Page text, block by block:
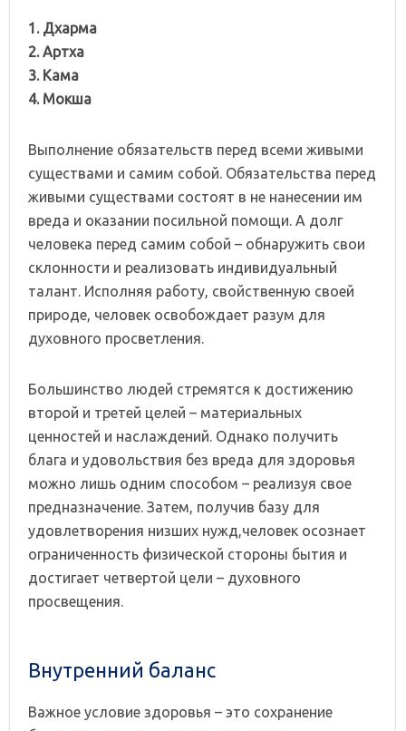
1. Дхарма
2. Артха
3. Кама
4. Мокша
Выполнение обязательств перед всеми живыми
существами и самим собой. Обязательства перед
живыми существами состоят в не нанесении им
вреда и оказании посильной помощи. А долг
человека перед самим собой – обнаружить свои
склонности и реализовать индивидуальный
талант. Исполняя работу, свойственную своей
природе, человек освобождает разум для
духовного просветления.
Большинство людей стремятся к достижению
второй и третей целей – материальных
ценностей и наслаждений. Однако получить
блага и удовольствия без вреда для здоровья
можно лишь одним способом – реализуя свое
предназначение. Затем, получив базу для
удовлетворения низших нужд,человек осознает
ограниченность физической стороны бытия и
достигает четвертой цели – духовного
просвещения.
Внутренний баланс
Важное условие здоровья – это сохранение